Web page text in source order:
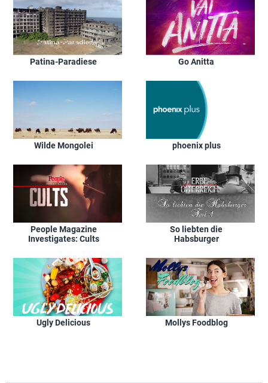
Patina-Paradiese Go Anitta
Wilde Mongolei phoenix plus
People Magazine
Investigates: Cults
So liebten die
Habsburger
Ugly Delicious Mollys Foodblog